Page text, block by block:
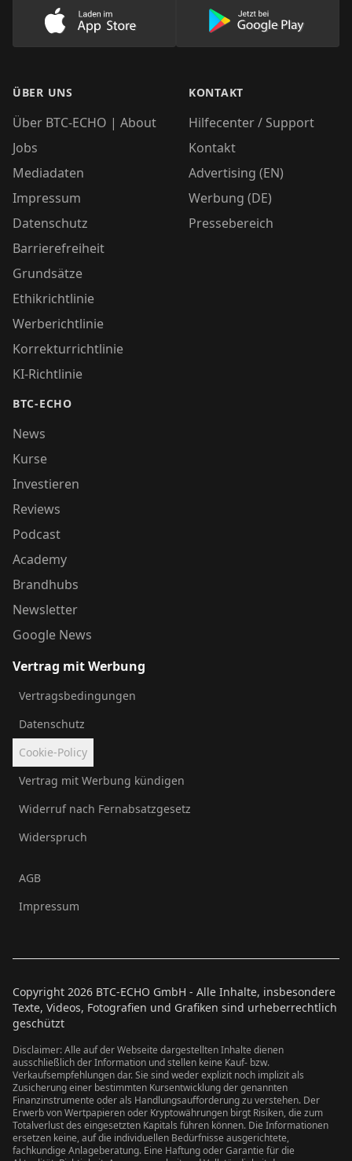
Lade unsere App im AppStore herunter
Lade unsere
ÜBER UNS
Über BTC-ECHO | About
Jobs
Mediadaten
Impressum
Datenschutz
Barrierefreiheit
Grundsätze
Ethikrichtlinie
Werberichtlinie
Korrekturrichtlinie
KI-Richtlinie
BTC-ECHO
News
Kurse
Investieren
Reviews
Podcast
Academy
Brandhubs
Newsletter
Google News
KONTAKT
Hilfecenter / Support
Kontakt
Advertising (EN)
Werbung (DE)
Pressebereich
Vertrag mit Werbung
Vertragsbedingungen
Datenschutz
Cookie-Policy
Vertrag mit Werbung kündigen
Widerruf nach Fernabsatzgesetz
Widerspruch
AGB
Impressum
Copyright 2026 BTC-ECHO GmbH - Alle Inhalte, insbesondere
Texte, Videos, Fotografien und Grafiken sind urheberrechtlich
geschützt
Disclaimer: Alle auf der Webseite dargestellten Inhalte dienen
ausschließlich der Information und stellen keine Kauf- bzw.
Verkaufsempfehlungen dar. Sie sind weder explizit noch implizit als
Zusicherung einer bestimmten Kursentwicklung der genannten
Finanzinstrumente oder als Handlungsaufforderung zu verstehen. Der
Erwerb von Wertpapieren oder Kryptowährungen birgt Risiken, die zum
Totalverlust des eingesetzten Kapitals führen können. Die Informationen
ersetzen keine, auf die individuellen Bedürfnisse ausgerichtete,
fachkundige Anlageberatung. Eine Haftung oder Garantie für die